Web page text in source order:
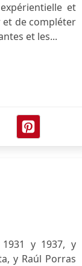
et
et de compléter
et les...
y 1937, y
y Raúl Porras